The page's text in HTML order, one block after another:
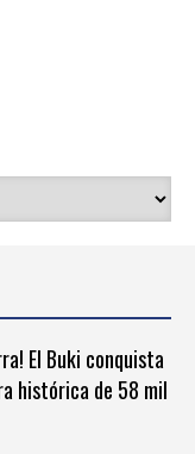
El Buki conquista
histórica de 58 mil